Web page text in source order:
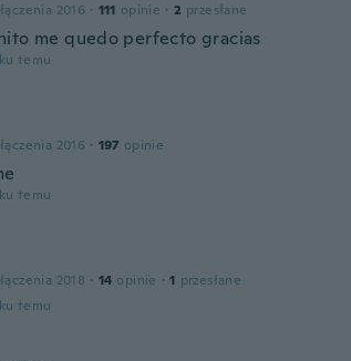
2016 · 111 opinie · 2 przesłane
me quedo perfecto gracias
temu
2016 · 197 opinie
temu
2018 · 14 opinie · 1 przesłane
temu